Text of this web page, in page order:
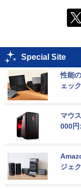
Special Site
性能
ェッ
マウ
000円
ジェ